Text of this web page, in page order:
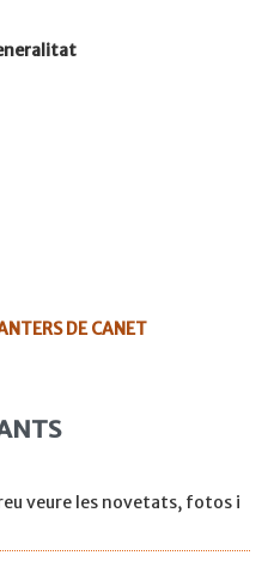
DE CANET
veure les novetats, fotos i